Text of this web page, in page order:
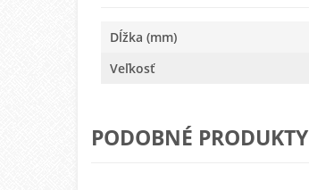
Dĺžka (mm)
Veľkosť
PODOBNÉ PRODUKTY